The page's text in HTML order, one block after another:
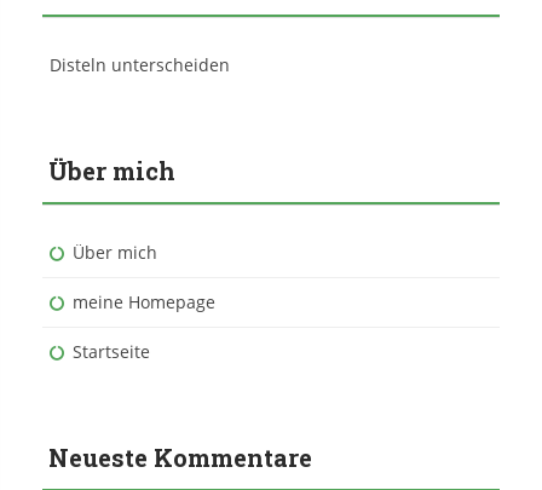
Disteln unterscheiden
Über mich
Über mich
meine Homepage
Startseite
Neueste Kommentare